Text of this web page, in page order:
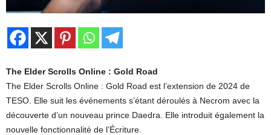
The Elder Scrolls Online : Gold Road
The Elder Scrolls Online : Gold Road est l’extension de 2024 de
TESO. Elle suit les événements s’étant déroulés à Necrom avec la
découverte d’un nouveau prince Daedra. Elle introduit également la
nouvelle fonctionnalité de l’Écriture.